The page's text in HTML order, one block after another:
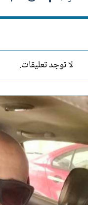
لا توجد تعليقات.